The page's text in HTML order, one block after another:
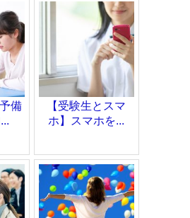
備
【受験生とスマ
ホ】スマホを...